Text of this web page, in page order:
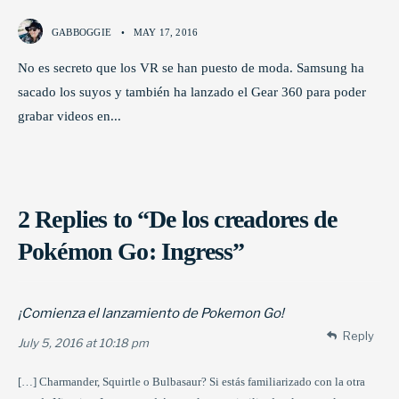
GABBOGGIE • MAY 17, 2016
No es secreto que los VR se han puesto de moda. Samsung ha
sacado los suyos y también ha lanzado el Gear 360 para poder
grabar videos en...
2 Replies to “De los creadores de
Pokémon Go: Ingress”
¡Comienza el lanzamiento de Pokemon Go!
July 5, 2016 at 10:18 pm
[…] Charmander, Squirtle o Bulbasaur? Si estás familiarizado con la otra
Reply